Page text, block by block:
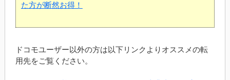
た方が断然お得！
ドコモユーザー以外の方は以下リンクよりオススメの転
用先をご覧ください。